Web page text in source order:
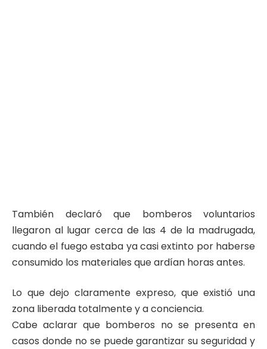
También declaró que bomberos voluntarios
llegaron al lugar cerca de las 4 de la madrugada,
cuando el fuego estaba ya casi extinto por haberse
consumido los materiales que ardían horas antes.
Lo que dejo claramente expreso, que existió una
zona liberada totalmente y a conciencia.
Cabe aclarar que bomberos no se presenta en
casos donde no se puede garantizar su seguridad y